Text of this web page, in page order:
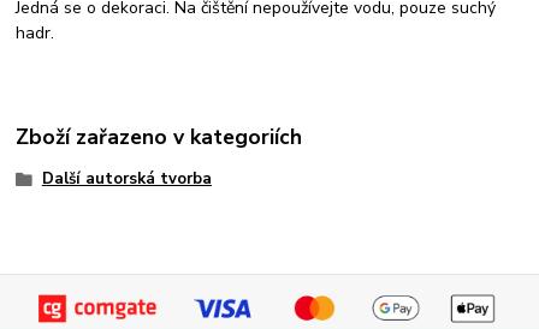
Jedná se o dekoraci. Na čištění nepoužívejte vodu, pouze suchý
hadr.
Zboží zařazeno v kategoriích
Další autorská tvorba